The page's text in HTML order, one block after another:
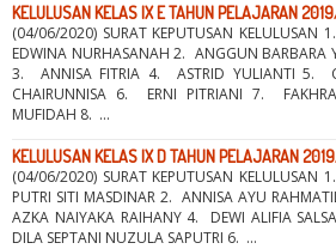
KELULUSAN KELAS IX E TAHUN PELAJARAN
(04/06/2020) SURAT KEPUTUSAN KELULUSAN
EDWINA NURHASANAH 2. ANGGUN BARBARA
3. ANNISA FITRIA 4. ASTRID YULIANTI 5.
CHAIRUNNISA 6. ERNI PITRIANI 7.
MUFIDAH 8. ...
KELULUSAN KELAS IX D TAHUN PELAJARAN
(04/06/2020) SURAT KEPUTUSAN KELULUSAN
PUTRI SITI MASDINAR 2. ANNISA AYU
AZKA NAIYAKA RAIHANY 4. DEWI ALIFIA
DILA SEPTANI NUZULA SAPUTRI 6. ...